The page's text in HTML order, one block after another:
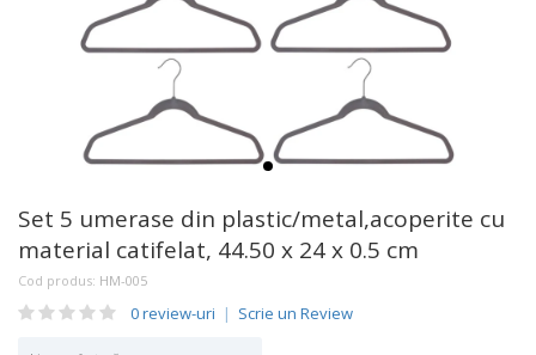
Set 5 umerase din plastic/metal,acoperite cu
material catifelat, 44.50 x 24 x 0.5 cm
Cod produs: HM-005
0 review-uri | Scrie un Review